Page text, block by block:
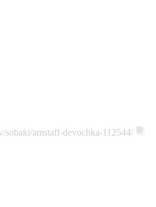
sobaki/amstaff-devochka-112544/